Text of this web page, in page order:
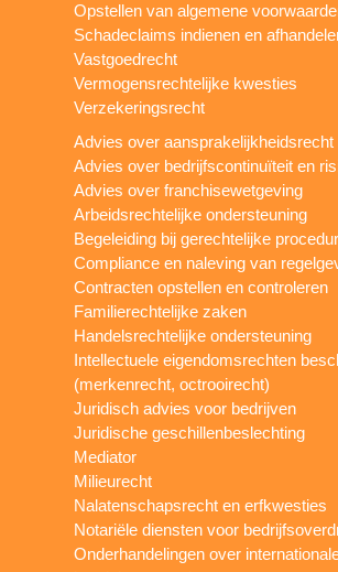
Opstellen van algemene
Schadeclaims indienen en
Vastgoedrecht
Vermogensrechtelijke kwesties
Verzekeringsrecht
Advies over aansprakelijkheidsrecht
Advies over bedrijfscontinuïteit en
Advies over franchisewetgeving
Arbeidsrechtelijke ondersteuning
Begeleiding bij gerechtelijke
Compliance en naleving van
Contracten opstellen en controleren
Familierechtelijke zaken
Handelsrechtelijke ondersteuning
Intellectuele eigendomsrechten
(merkenrecht, octrooirecht)
Juridisch advies voor bedrijven
Juridische geschillenbeslechting
Mediator
Milieurecht
Nalatenschapsrecht en erfkwesties
Notariële diensten voor
Onderhandelingen over